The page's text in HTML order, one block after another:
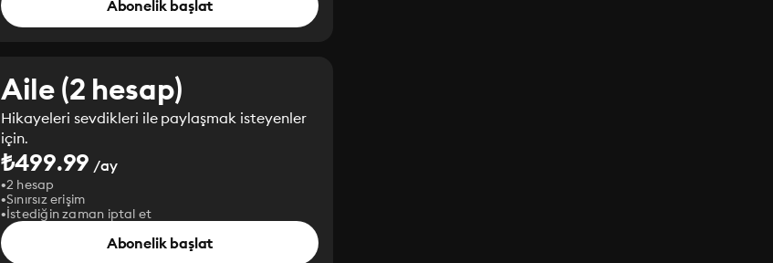
Abonelik başlat
Aile (2 hesap)
Hikayeleri sevdikleri ile paylaşmak isteyenler
için.
₺499.99 /ay
2 hesap
Sınırsız erişim
İstediğin zaman iptal et
Abonelik başlat